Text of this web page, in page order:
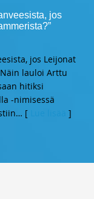
jos
jos Leijonat
lauloi Arttu
hitiksi
-nimisessä
… [ ]